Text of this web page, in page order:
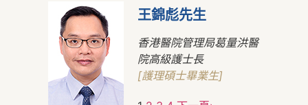
王錦彪先生
香港醫院管理局葛量洪醫
院高級護士長
[護理碩士畢業生]